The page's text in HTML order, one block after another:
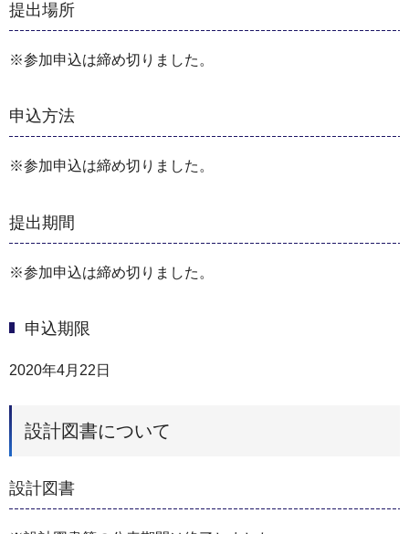
提出場所
※参加申込は締め切りました。
申込方法
※参加申込は締め切りました。
提出期間
※参加申込は締め切りました。
申込期限
2020年4月22日
設計図書について
設計図書